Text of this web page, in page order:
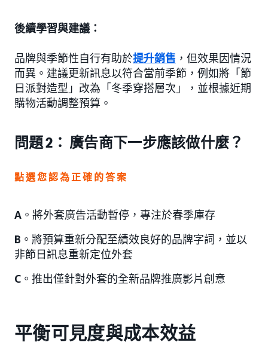
後續學習與建議：
品牌與季節性自行有助於提升銷售 ，但效果因情況
而異。建議更新訊息以符合當前季節，例如將「節
日派對造型」改為「冬季穿搭層次」，並根據近期
購物活動調整預算。
問題 2： 廣告商下一步應該做什麼？
點選您認為正確的答案
A 。將外套廣告活動暫停，專注於春季庫存
B 。將預算重新分配至績效良好的品牌字詞，並以
非節日訊息重新定位外套
C 。推出僅針對外套的全新品牌推廣影片創意
平衡可見度與成本效益